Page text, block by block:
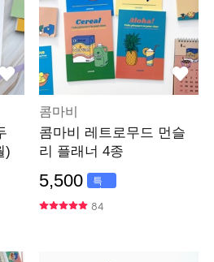
)
콤마비
콤마비 레트로무드 먼슬
리 플래너 4종
5,500
특
가
84